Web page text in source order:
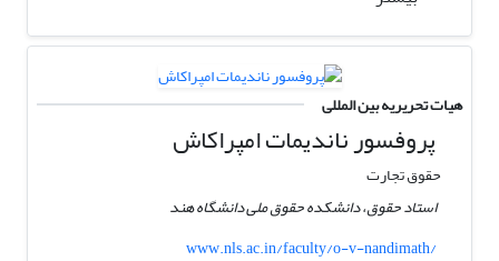
هیات تحریریه بین المللی
پروفسور ناندیمات امپراکاش
حقوق تجارت
استاد حقوق، دانشکده حقوق ملی دانشگاه هند
www.nls.ac.in/faculty/o-v-nandimath/